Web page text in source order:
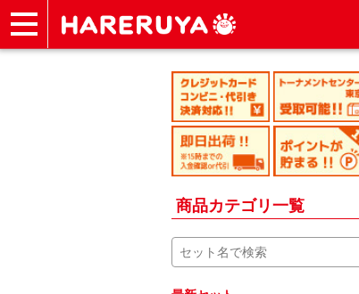
商品カテゴリ一覧